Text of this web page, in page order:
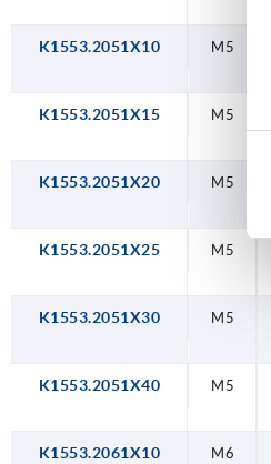
K1553.2051X10 M5
K1553.2051X15 M5
K1553.2051X20 M5
K1553.2051X25 M5
K1553.2051X30 M5
K1553.2051X40 M5
K1553.2061X10 M6